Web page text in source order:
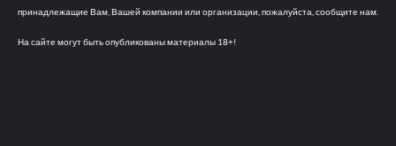
принадлежащие Вам, Вашей компании или организации, пожалуйста, сообщите нам.
На сайте могут быть опубликованы материалы 18+!